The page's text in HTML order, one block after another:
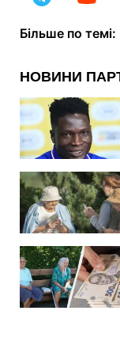
Більше по темі: